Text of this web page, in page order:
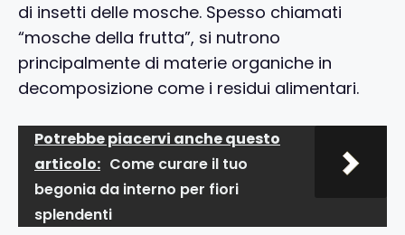
di insetti delle mosche. Spesso chiamati
“mosche della frutta”, si nutrono
principalmente di materie organiche in
decomposizione come i residui alimentari.
Potrebbe piacervi anche questo
articolo: Come curare il tuo
begonia da interno per fiori
splendenti